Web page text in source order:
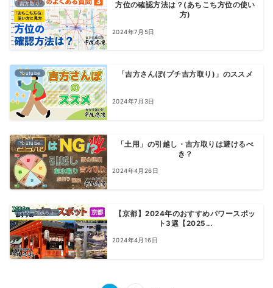
吉方取り
方位の確認方法は？(あちこち方位の使い
方)
2024年7月5日
Youtube 「吉方さんぽ(プチ吉方取り)」のススメ
2024年7月3日
Youtube
「土用」の引越し・吉方取りは避けるべ
き？
2024年4月26日
パワースポット
【京都】2024年のおすすめパワースポッ
ト3選【2025...
2024年4月16日